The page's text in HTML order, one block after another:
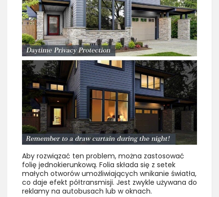
Aby rozwiązać ten problem, można zastosować
folię jednokierunkową. Folia składa się z setek
małych otworów umożliwiających wnikanie światła,
co daje efekt półtransmisji. Jest zwykle używana do
reklamy na autobusach lub w oknach.